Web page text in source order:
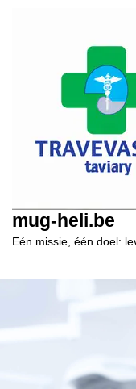
mug-heli.be
Eén missie, één doel: